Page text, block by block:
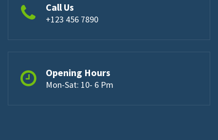
Call Us
+123 456 7890
Opening Hours
Mon-Sat: 10- 6 Pm